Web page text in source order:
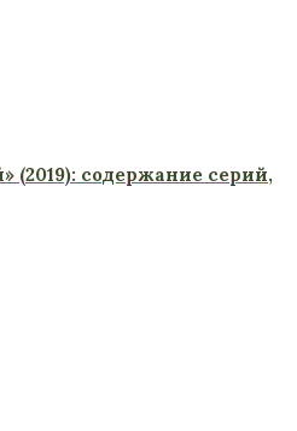
(2019): содержание серий,